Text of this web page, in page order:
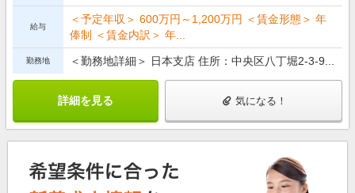
給与
＜予定年収＞ 600万円～1,200万円 ＜賃金形態＞ 年
俸制 ＜賃金内訳＞ 年...
勤務地 ＜勤務地詳細＞ 日本支店 住所：中央区八丁堀2-3-9...
詳細を見る 気になる！